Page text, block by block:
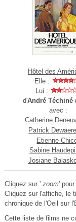
Hôtel des
Elle :
Lui :
d'André Téchiné
avec :
Catherine
Patrick Dewaere
Etienne
Sabine
Josiane
Cliquez sur ' zoom'
Cliquez sur l'affiche, le
chronique de l'Oeil sur
Cette liste de films ne